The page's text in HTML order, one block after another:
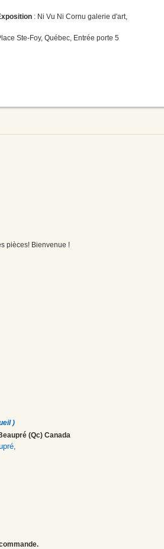
: Ni Vu Ni Cornu galerie d'art,
Ste-Foy, Québec, Entrée porte 5
pièces! Bienvenue !
)
Beaupré (Qc) Canada